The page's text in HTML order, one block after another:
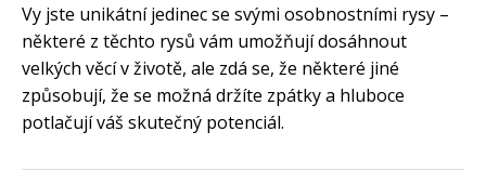
Vy jste unikátní jedinec se svými osobnostními rysy –
některé z těchto rysů vám umožňují dosáhnout
velkých věcí v životě, ale zdá se, že některé jiné
způsobují, že se možná držíte zpátky a hluboce
potlačují váš skutečný potenciál.